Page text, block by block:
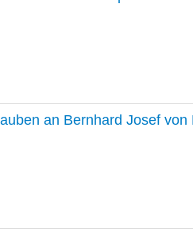
an Bernhard Josef